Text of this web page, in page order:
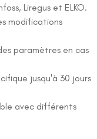
Liregus et ELKO.
modifications
paramètres en cas
jusqu'à 30 jours
avec différents